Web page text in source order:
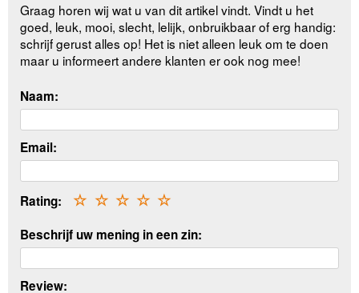
Graag horen wij wat u van dit artikel vindt. Vindt u het
goed, leuk, mooi, slecht, lelijk, onbruikbaar of erg handig:
schrijf gerust alles op! Het is niet alleen leuk om te doen
maar u informeert andere klanten er ook nog mee!
Naam:
Email:
Rating: ☆
☆
☆
☆
☆
Beschrijf uw mening in een zin:
Review: